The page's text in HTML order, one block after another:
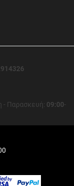
- Παρασκευή: 09:00-